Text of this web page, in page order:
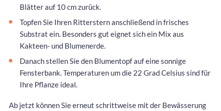
Blätter auf 10 cm zurück.
Topfen Sie Ihren Ritterstern anschließend in frisches
Substrat ein. Besonders gut eignet sich ein Mix aus
Kakteen- und Blumenerde.
Danach stellen Sie den Blumentopf auf eine sonnige
Fensterbank. Temperaturen um die 22 Grad Celsius sind für
Ihre Pflanze ideal.
Ab jetzt können Sie erneut schrittweise mit der Bewässerung